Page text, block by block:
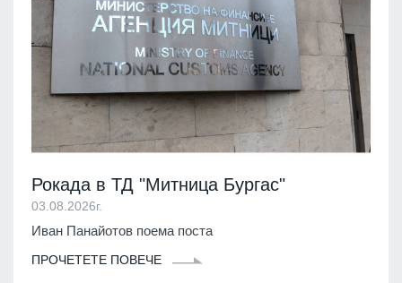
Рокада в ТД "Митница Бургас"
03.08.2026г.
Иван Панайотов поема поста
ПРОЧЕТЕТЕ ПОВЕЧЕ